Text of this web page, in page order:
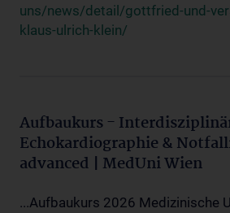
uns/news/detail/gottfried-und-
klaus-ulrich-klein/
Aufbaukurs -
Echokardiographie &
advanced | MedUni Wien
...Aufbaukurs 2026 Medizinische